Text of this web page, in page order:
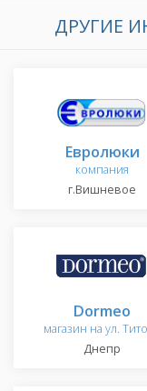
ДРУГИЕ
Евролюки
компания
г.Вишневое
Dormeo
магазин на ул.
Днепр